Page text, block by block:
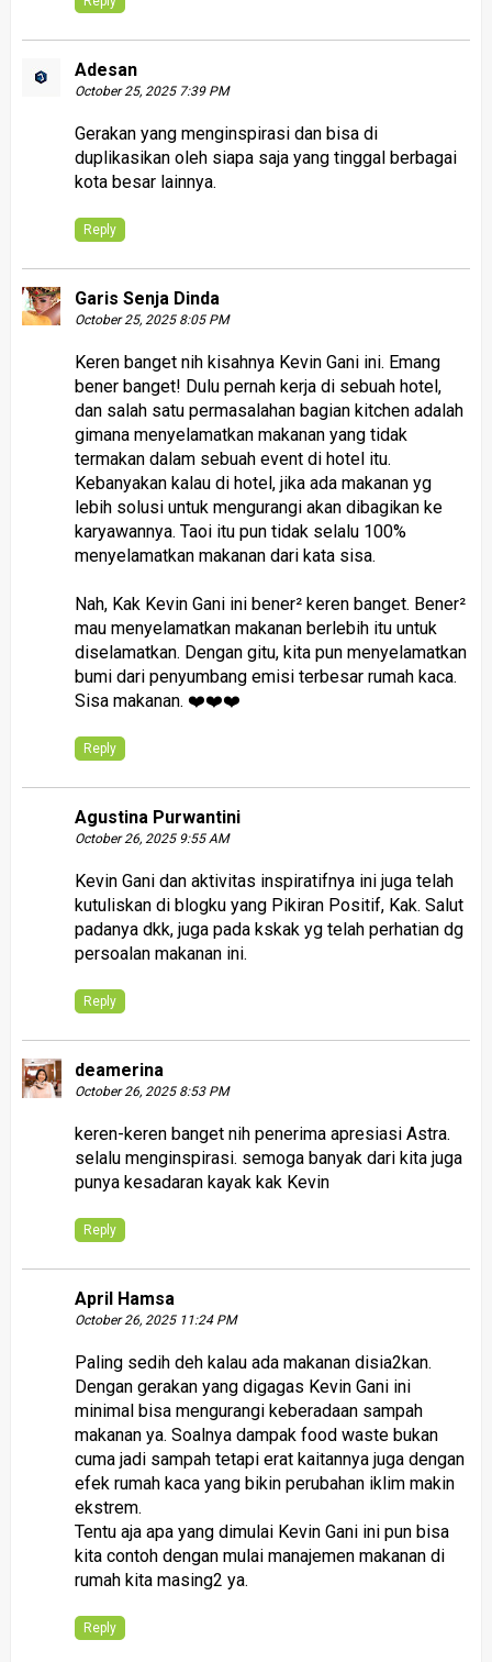
Adesan
October 25, 2025 7:39 PM
Gerakan yang menginspirasi dan bisa di
duplikasikan oleh siapa saja yang tinggal berbagai
kota besar lainnya.
Reply
Garis Senja Dinda
October 25, 2025 8:05 PM
Keren banget nih kisahnya Kevin Gani ini. Emang
bener banget! Dulu pernah kerja di sebuah hotel,
dan salah satu permasalahan bagian kitchen adalah
gimana menyelamatkan makanan yang tidak
termakan dalam sebuah event di hotel itu.
Kebanyakan kalau di hotel, jika ada makanan yg
lebih solusi untuk mengurangi akan dibagikan ke
karyawannya. Taoi itu pun tidak selalu 100%
menyelamatkan makanan dari kata sisa.
Nah, Kak Kevin Gani ini bener² keren banget. Bener²
mau menyelamatkan makanan berlebih itu untuk
diselamatkan. Dengan gitu, kita pun menyelamatkan
bumi dari penyumbang emisi terbesar rumah kaca.
Sisa makanan. ❤️❤️❤️
Reply
Agustina Purwantini
October 26, 2025 9:55 AM
Kevin Gani dan aktivitas inspiratifnya ini juga telah
kutuliskan di blogku yang Pikiran Positif, Kak. Salut
padanya dkk, juga pada kskak yg telah perhatian dg
persoalan makanan ini.
Reply
deamerina
October 26, 2025 8:53 PM
keren-keren banget nih penerima apresiasi Astra.
selalu menginspirasi. semoga banyak dari kita juga
punya kesadaran kayak kak Kevin
Reply
April Hamsa
October 26, 2025 11:24 PM
Paling sedih deh kalau ada makanan disia2kan.
Dengan gerakan yang digagas Kevin Gani ini
minimal bisa mengurangi keberadaan sampah
makanan ya. Soalnya dampak food waste bukan
cuma jadi sampah tetapi erat kaitannya juga dengan
efek rumah kaca yang bikin perubahan iklim makin
ekstrem.
Tentu aja apa yang dimulai Kevin Gani ini pun bisa
kita contoh dengan mulai manajemen makanan di
rumah kita masing2 ya.
Reply